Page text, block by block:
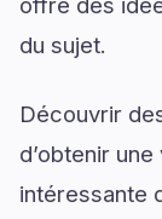
du sujet.
Découvrir
d’obtenir
intéressante